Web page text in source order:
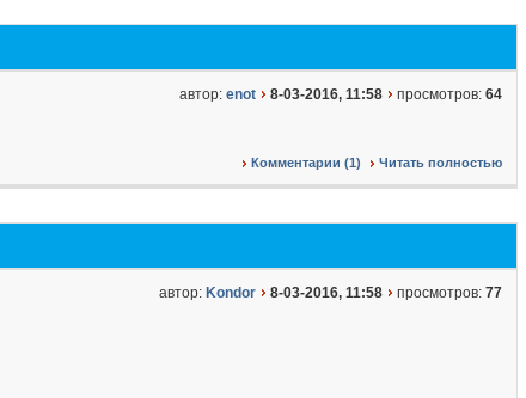
автор: enot 8-03-2016, 11:58 просмотров: 64
Комментарии (1) Читать полностью
автор: Kondor 8-03-2016, 11:58 просмотров: 77